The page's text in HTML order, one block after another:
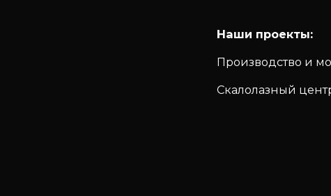
Наши проекты:
Производство и
Скалолазный